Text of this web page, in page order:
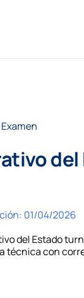
del
01/04/2026
del Estado
técnica con